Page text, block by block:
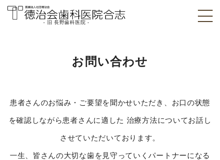
会 徳治会歯科医院
合志 [旧 長野歯科
市
- 旧 長野歯科医院 -
お問い合わせ
患者さんのお悩み・ご要望を聞かせいただき、お口の状態
を確認しながら患者さんに適した 治療方法についてお話し
させていただいております。
一生、皆さんの大切な歯を見守っていくパートナーになる